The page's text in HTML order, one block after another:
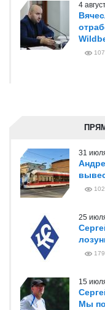
4
31
25
15
Мы